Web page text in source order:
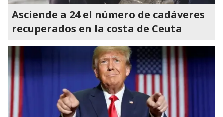
Asciende a 24 el número de cadáveres
recuperados en la costa de Ceuta